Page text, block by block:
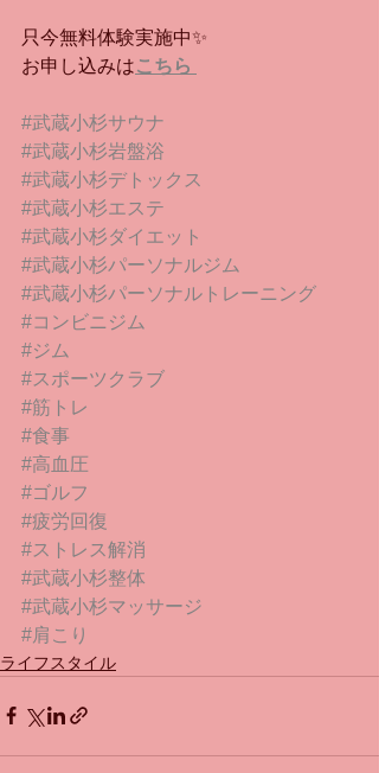
只今無料体験実施中✨
お申し込みはこちら
#武蔵小杉サウナ
#武蔵小杉岩盤浴
#武蔵小杉デトックス
#武蔵小杉エステ
#武蔵小杉ダイエット
#武蔵小杉パーソナルジム
#武蔵小杉パーソナルトレーニング
#コンビニジム
#ジム
#スポーツクラブ
#筋トレ
#食事
#高血圧
#ゴルフ
#疲労回復
#ストレス解消
#武蔵小杉整体
#武蔵小杉マッサージ
#肩こり
ライフスタイル